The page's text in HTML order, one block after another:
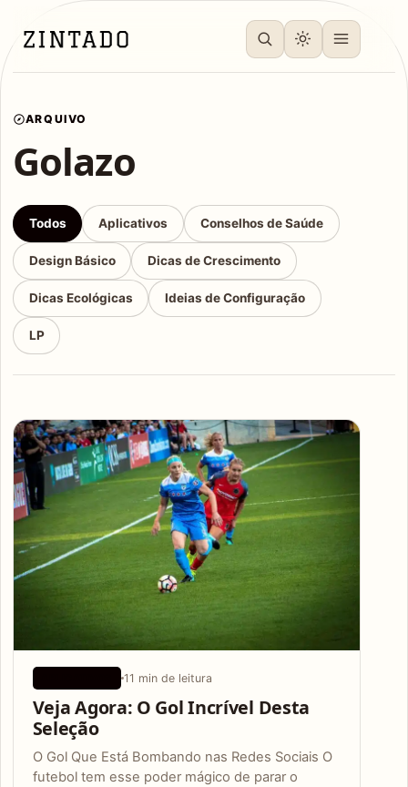
ARQUIVO
Golazo
Todos Aplicativos Conselhos de Saúde
Design Básico Dicas de Crescimento
Dicas Ecológicas Ideias de Configuração
LP
Articles
11 min de leitura
Veja Agora: O Gol Incrível Desta
Seleção
O Gol Que Está Bombando nas Redes Sociais O
futebol tem esse poder mágico de parar o